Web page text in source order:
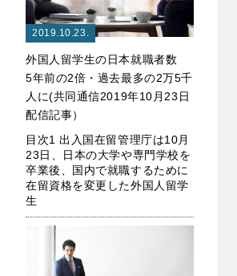
2019.10.23.
外国人留学生の日本就職者数
5年前の2倍・過去最多の2万5千
人に(共同通信2019年10月23日
配信記事）
目次1 出入国在留管理庁は10月
23日、日本の大学や専門学校を
卒業後、国内で就職するために
在留資格を変更した外国人留学
生